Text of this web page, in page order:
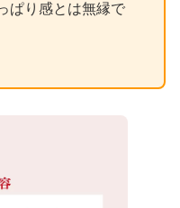
ぱり感とは無縁で